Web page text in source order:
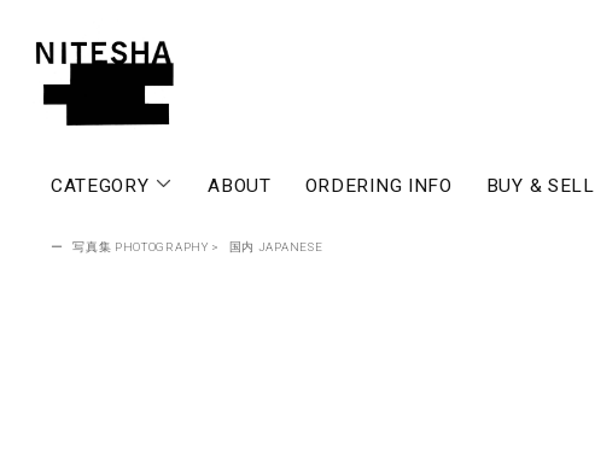
CATEGORY ABOUT ORDERING INFO BUY & SELL
ー 写真集 PHOTOGRAPHY > 国内 JAPANESE